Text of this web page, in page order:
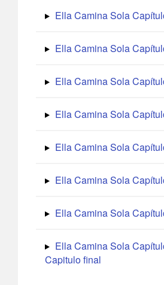
Ella Camina Sola
Ella Camina Sola
Ella Camina Sola
Ella Camina Sola
Ella Camina Sola
Ella Camina Sola
Ella Camina Sola
Ella Camina Sola
Capitulo final